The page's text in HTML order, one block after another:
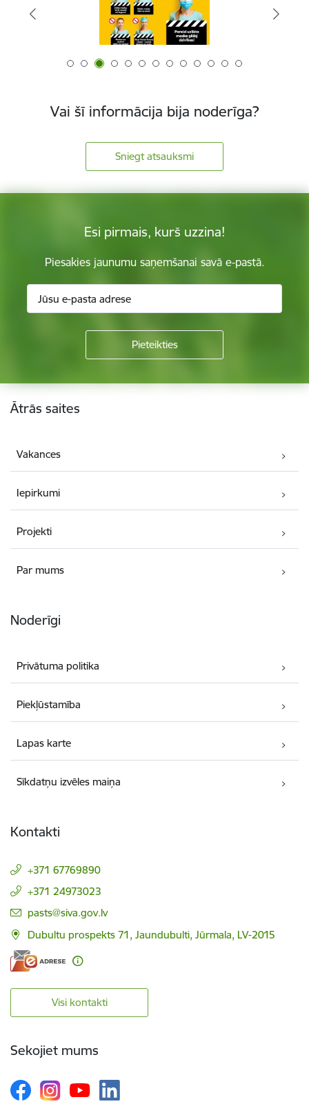
Vai šī informācija bija noderīga?
Sniegt atsauksmi
Esi pirmais, kurš uzzina!
Piesakies jaunumu saņemšanai savā e-pastā.
Kājene
Ātrās saites
Vakances
Iepirkumi
Projekti
Par mums
Noderīgi
Privātuma politika
Piekļūstamība
Lapas karte
Sīkdatņu izvēles maiņa
Kontakti
+371 67769890
+371 24973023
E-pasts:
pasts@siva.gov.lv
Dubultu prospekts 71, Jaundubulti, Jūrmala, LV-2015
Visi kontakti
Sekojiet mums